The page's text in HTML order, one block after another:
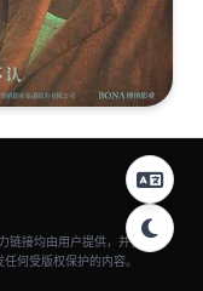
链接均由用户提供，并自动从
何受版权保护的内容。